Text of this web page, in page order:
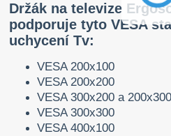
Držák na televize
podporuje tyto VESA
uchycení Tv:
VESA 200x100
VESA 200x200
VESA 300x200 a 200x300
VESA 300x300
VESA 400x100